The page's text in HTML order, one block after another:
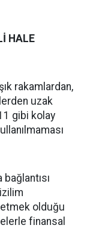
HALE
rakamlardan,
uzak
gibi kolay
bağlantısı
olduğu
finansal